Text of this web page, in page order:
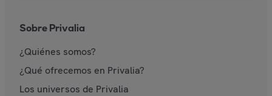
Sobre Privalia
¿Quiénes somos?
¿Qué ofrecemos en Privalia?
Los universos de Privalia